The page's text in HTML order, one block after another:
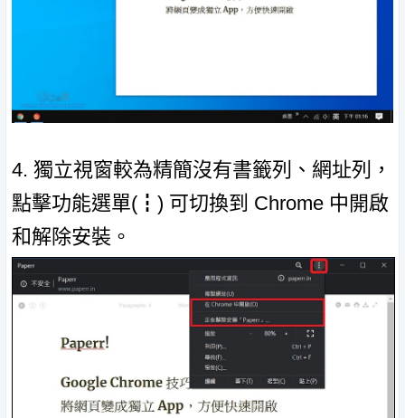
4. 獨立視窗較為精簡沒有書籤列、網址列，
點擊功能選單(┇) 可切換到 Chrome 中開啟
和解除安裝。